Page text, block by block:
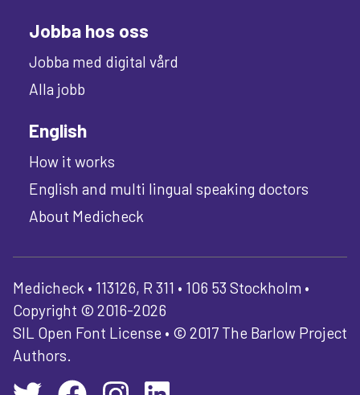
Jobba hos oss
Jobba med digital vård
Alla jobb
English
How it works
English and multi lingual speaking doctors
About Medicheck
Medicheck • 113126, R 311 • 106 53 Stockholm •
Copyright © 2016-2026
SIL Open Font License • © 2017 The Barlow Project
Authors.